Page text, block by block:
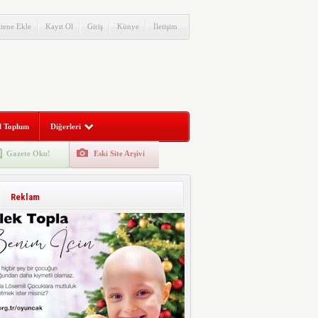
Ekle Kayıt Ol Giriş Künye İletişim
Toplum Diğerleri
Gazete Oku! Eski Site Arşivi
Reklam